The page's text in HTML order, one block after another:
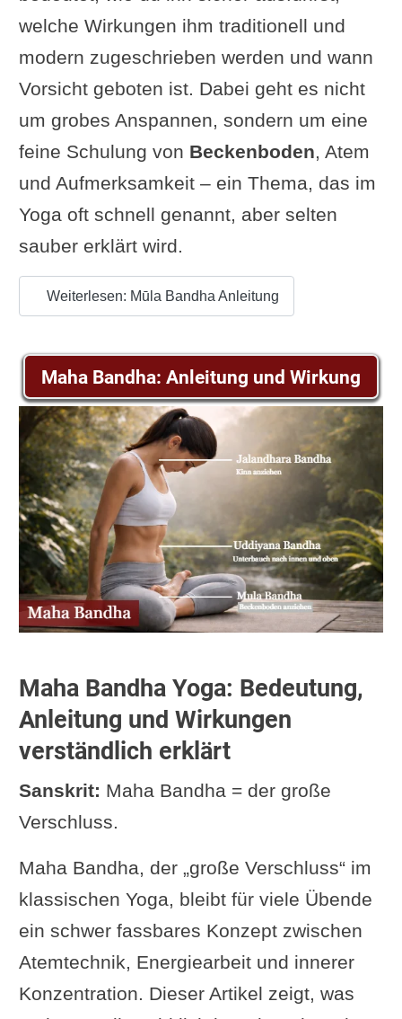
welche Wirkungen ihm traditionell und
modern zugeschrieben werden und wann
Vorsicht geboten ist. Dabei geht es nicht
um grobes Anspannen, sondern um eine
feine Schulung von Beckenboden, Atem
und Aufmerksamkeit – ein Thema, das im
Yoga oft schnell genannt, aber selten
sauber erklärt wird.
Weiterlesen: Mūla Bandha Anleitung
Maha Bandha: Anleitung und Wirkung
Maha Bandha Yoga: Bedeutung,
Anleitung und Wirkungen
verständlich erklärt
Sanskrit: Maha Bandha = der große
Verschluss.
Maha Bandha, der „große Verschluss“ im
klassischen Yoga, bleibt für viele Übende
ein schwer fassbares Konzept zwischen
Atemtechnik, Energiearbeit und innerer
Konzentration. Dieser Artikel zeigt, was